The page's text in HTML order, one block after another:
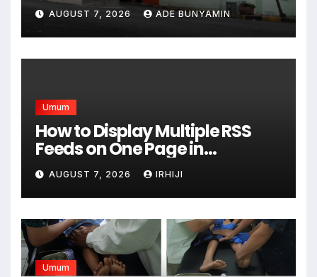
Cicalengka Di Non Aktifkan
AUGUST 7, 2026 ADE BUNYAMIN
Umum
How to Display Multiple RSS
Feeds on One Page in
WordPress
AUGUST 7, 2026 IRHIJI
Umum